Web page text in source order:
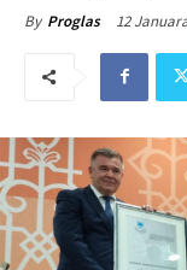
By Proglas 12